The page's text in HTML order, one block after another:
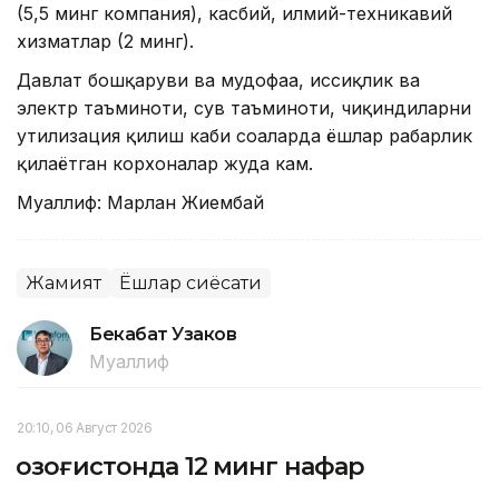
(5,5 минг компания), касбий, илмий-техникавий
хизматлар (2 минг).
Давлат бошқаруви ва мудофаа, иссиқлик ва
электр таъминоти, сув таъминоти, чиқиндиларни
утилизация қилиш каби соҳаларда ёшлар раҳбарлик
қилаётган корхоналар жуда кам.
Муаллиф: Марлан Жиембай
Жамият Ёшлар сиёсати
Бекабат Узаков
Муаллиф
20:10, 06 Август 2026
Қозоғистонда 12 минг нафар